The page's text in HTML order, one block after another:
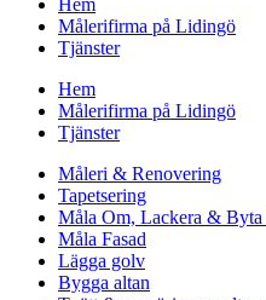
Målerifirma på Lidingö
Tjänster
Hem
Målerifirma på Lidingö
Tjänster
Måleri & Renovering
Tapetsering
Måla Om, Lackera &
Måla Fasad
Lägga golv
Bygga altan